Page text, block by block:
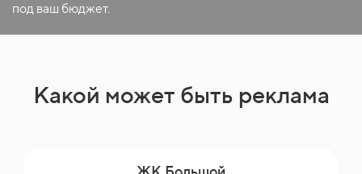
под ваш бюджет.
Какой может быть реклама